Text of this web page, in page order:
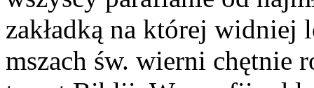
zakładką na której widniej
mszach św. wierni chętnie